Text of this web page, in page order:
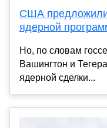
США
ядерной
Но, по словам
Вашингтон и
ядерной сделки...